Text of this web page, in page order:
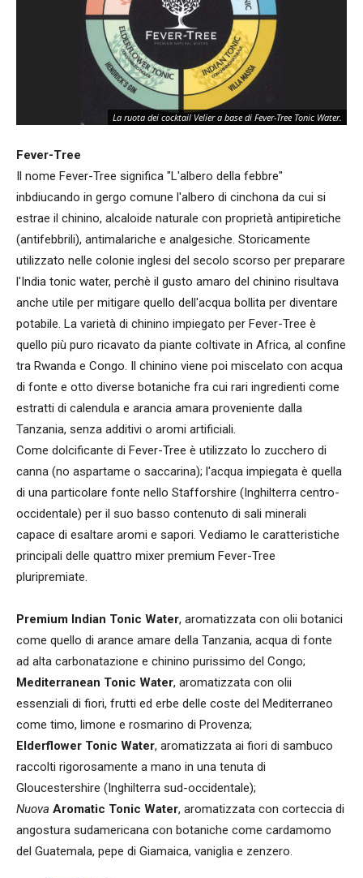
La ruota dei cocktail Velier a base di Fever-Tree Tonic Water.
Fever-Tree
Il nome Fever-Tree significa "L'albero della febbre"
inbdiucando in gergo comune l'albero di cinchona da cui si
estrae il chinino, alcaloide naturale con proprietà antipiretiche
(antifebbrili), antimalariche e analgesiche. Storicamente
utilizzato nelle colonie inglesi del secolo scorso per preparare
l'India tonic water, perchè il gusto amaro del chinino risultava
anche utile per mitigare quello dell'acqua bollita per diventare
potabile. La varietà di chinino impiegato per Fever-Tree è
quello più puro ricavato da piante coltivate in Africa, al confine
tra Rwanda e Congo. Il chinino viene poi miscelato con acqua
di fonte e otto diverse botaniche fra cui rari ingredienti come
estratti di calendula e arancia amara proveniente dalla
Tanzania, senza additivi o aromi artificiali.
Come dolcificante di Fever-Tree è utilizzato lo zucchero di
canna (no aspartame o saccarina); l'acqua impiegata è quella
di una particolare fonte nello Stafforshire (Inghilterra centro-
occidentale) per il suo basso contenuto di sali minerali
capace di esaltare aromi e sapori. Vediamo le caratteristiche
principali delle quattro mixer premium Fever-Tree
pluripremiate.
Premium Indian Tonic Water, aromatizzata con olii botanici
come quello di arance amare della Tanzania, acqua di fonte
ad alta carbonatazione e chinino purissimo del Congo;
Mediterranean Tonic Water, aromatizzata con olii
essenziali di fiori, frutti ed erbe delle coste del Mediterraneo
come timo, limone e rosmarino di Provenza;
Elderflower Tonic Water, aromatizzata ai fiori di sambuco
raccolti rigorosamente a mano in una tenuta di
Gloucestershire (Inghilterra sud-occidentale);
Nuova Aromatic Tonic Water, aromatizzata con corteccia di
angostura sudamericana con botaniche come cardamomo
del Guatemala, pepe di Giamaica, vaniglia e zenzero.